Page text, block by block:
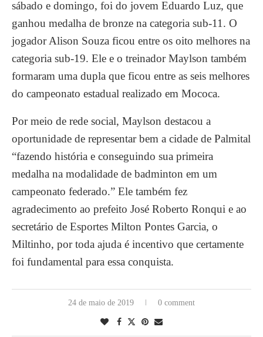
sábado e domingo, foi do jovem Eduardo Luz, que
ganhou medalha de bronze na categoria sub-11. O
jogador Alison Souza ficou entre os oito melhores na
categoria sub-19. Ele e o treinador Maylson também
formaram uma dupla que ficou entre as seis melhores
do campeonato estadual realizado em Mococa.
Por meio de rede social, Maylson destacou a
oportunidade de representar bem a cidade de Palmital
“fazendo história e conseguindo sua primeira
medalha na modalidade de badminton em um
campeonato federado.” Ele também fez
agradecimento ao prefeito José Roberto Ronqui e ao
secretário de Esportes Milton Pontes Garcia, o
Miltinho, por toda ajuda é incentivo que certamente
foi fundamental para essa conquista.
24 de maio de 2019 0 comment